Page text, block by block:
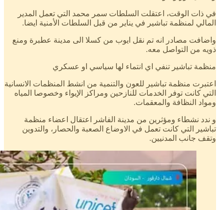
في ذات الوقت، اعتقلت السلطات سمر محمد التي تعمل المدير
المالي لمنظمة تباشير في يناير من قبل السلطات الأمنية ايضا.
واضافت مصادر انه تم نقل ايوب من كسلا الى مدينة عطبرة ومنع
ذويه من التواصل معه.
منظمة تباشير تنفي اي انتماء لها سياسي او عسكري
اعتبرت منظمة تباشير للعون والتنمية من انشط المنظمات الانسانية
التي كانت توفر الخدمات للنازحين ومراكز الإيواء وخصوصا المياه
ومواد النظافة والمعقمات.
و ندد نشطاء ومؤثرين من مدينة الفاشر اعتقال اعضاء منظمة
تباشير التي كانت تعمل في الاوضاع الصعبة والحصار، والتدوين
وتقف جانب المدنيين.